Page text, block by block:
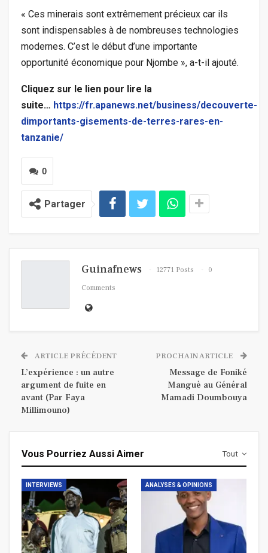
« Ces minerais sont extrêmement précieux car ils
sont indispensables à de nombreuses technologies
modernes. C’est le début d’une importante
opportunité économique pour Njombe », a-t-il ajouté.
Cliquez sur le lien pour lire la
suite… https://fr.apanews.net/business/decouverte-
dimportants-gisements-de-terres-rares-en-
tanzanie/
0
Partager
Guinafnews 12771 Posts
0
Comments
ARTICLE PRÉCÉDENT
L’expérience : un autre
argument de fuite en
avant (Par Faya
Millimouno)
PROCHAIN ARTICLE
Message de Foniké
Manguè au Général
Mamadi Doumbouya
Tout
Vous Pourriez Aussi Aimer
INTERVIEWS ANALYSES & OPINIONS